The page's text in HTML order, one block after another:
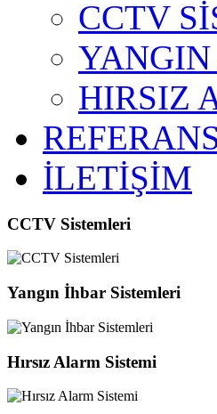
CCTV
HIRSIZ
İLETİŞİM
CCTV Sistemleri
Yangın İhbar Sistemleri
Hırsız Alarm Sistemi